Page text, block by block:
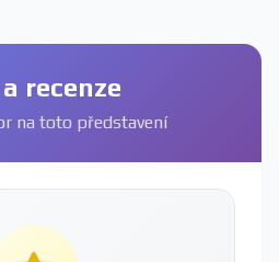
recenze
na toto představení